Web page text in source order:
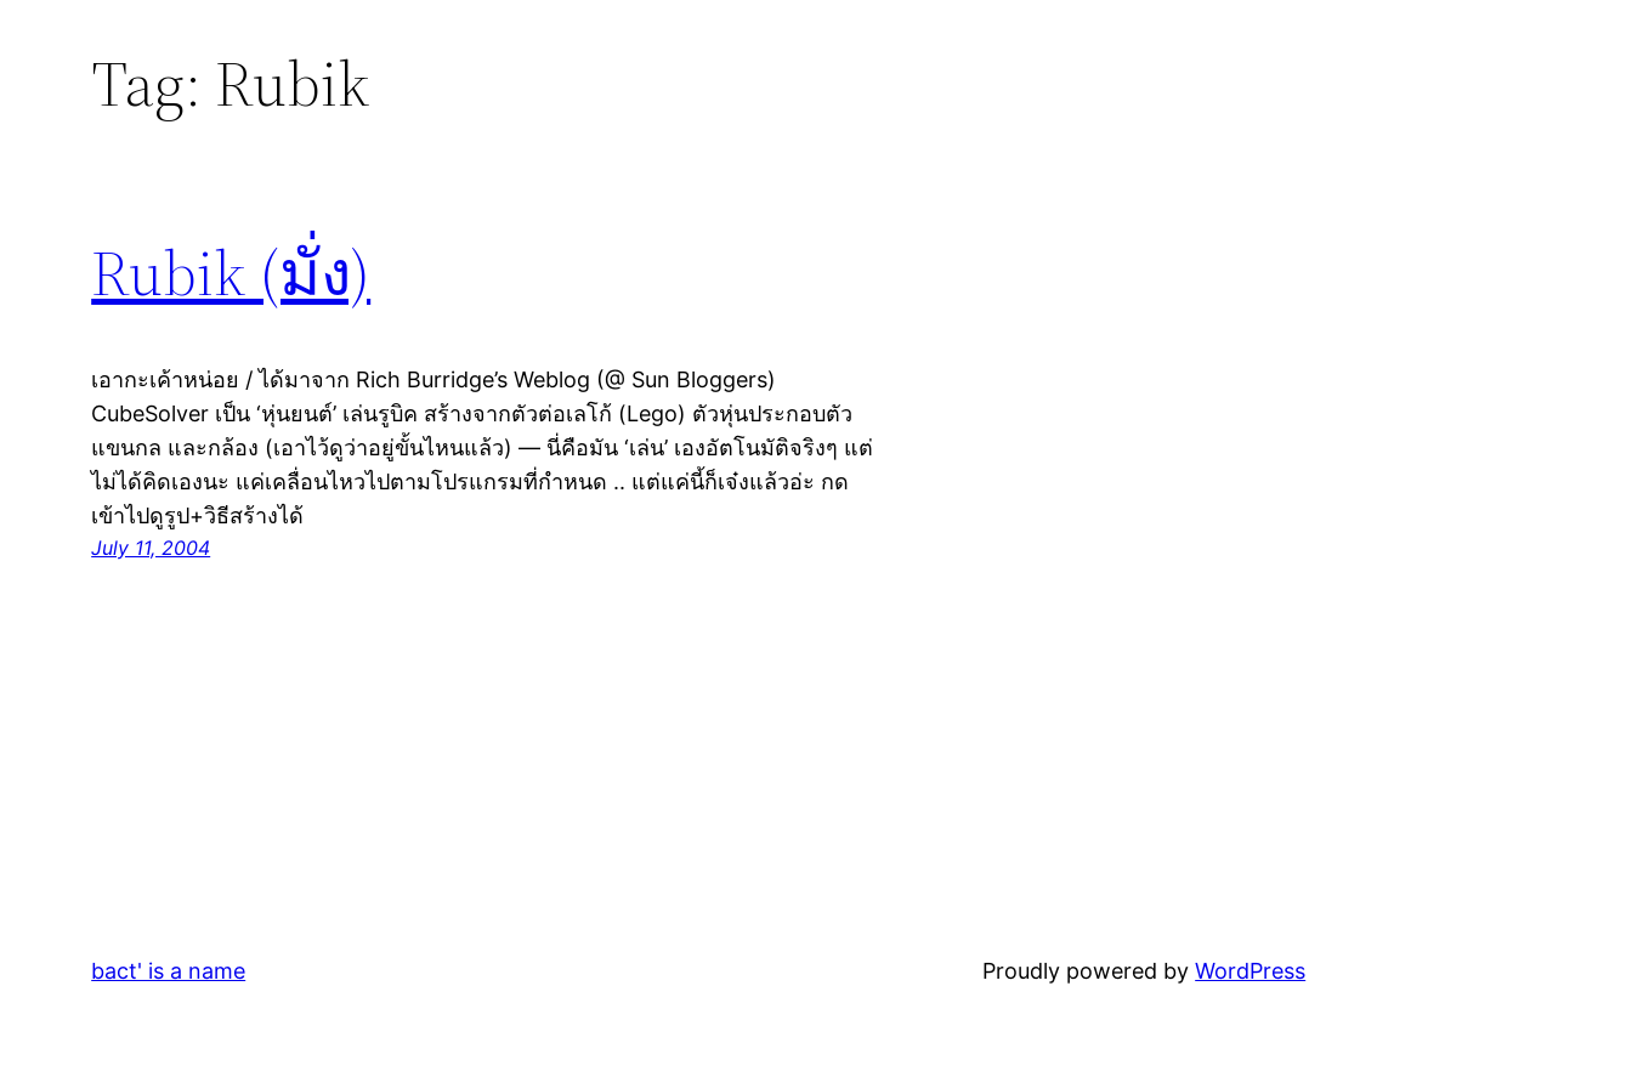
Tag: Rubik
Rubik (มั่ง)
เอากะเค้าหน่อย / ได้มาจาก Rich Burridge’s Weblog (@ Sun Bloggers)
CubeSolver เป็น ‘หุ่นยนต์’ เล่นรูบิค สร้างจากตัวต่อเลโก้ (Lego) ตัวหุ่นประกอบตัว
แขนกล และกล้อง (เอาไว้ดูว่าอยู่ขั้นไหนแล้ว) — นี่คือมัน ‘เล่น’ เองอัตโนมัติจริงๆ แต่
ไม่ได้คิดเองนะ แค่เคลื่อนไหวไปตามโปรแกรมที่กำหนด .. แต่แค่นี้ก็เจ๋งแล้วอ่ะ กด
เข้าไปดูรูป+วิธีสร้างได้
July 11, 2004
bact' is a name Proudly powered byWordPress